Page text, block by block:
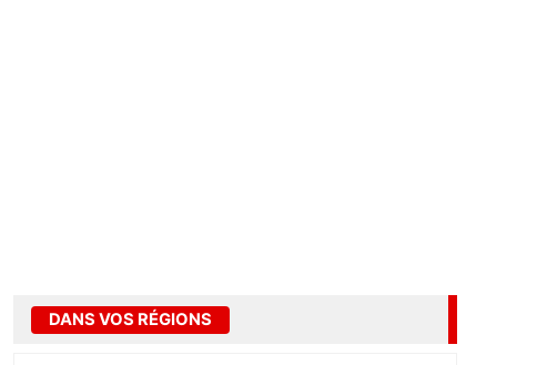
DANS VOS RÉGIONS